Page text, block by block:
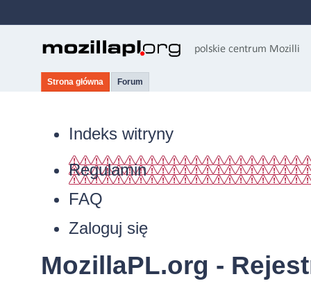
Strona główna Forum
Indeks witryny
Regulamin
FAQ
Zaloguj się
MozillaPL.org -